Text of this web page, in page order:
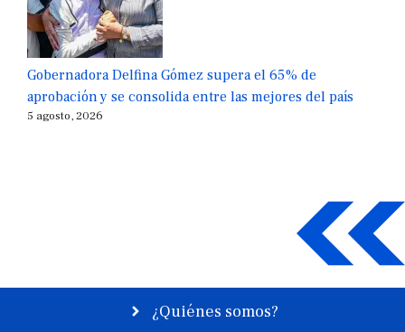
Gobernadora Delfina Gómez supera el 65% de
aprobación y se consolida entre las mejores del país
5 agosto, 2026
¿Quiénes somos?